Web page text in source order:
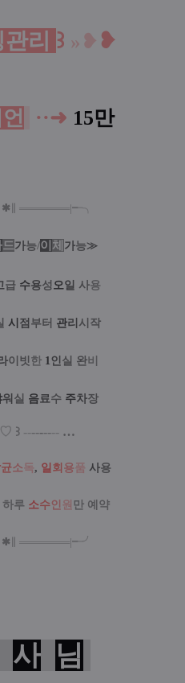
리 ꒱ » ❥ ❥
··➜ 15만
✱ ═══════|╾╮
드 가능/이 체 가능≫
급 수용성오일 사용
시 점 부터 관리 시작
이빗 한 1인실 완비
워 실 음료수 주차장
♡ ꒱ --------- …
균소독, 일 회 용품 사용
하루 소수인 원 만 예약
✱ ═══════|╾╯
사 님